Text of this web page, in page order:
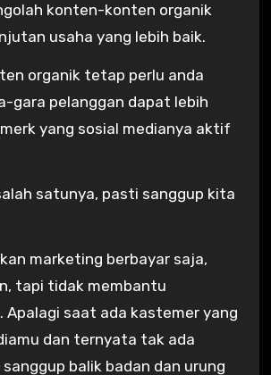
konten-konten organik
usaha yang lebih baik.
organik tetap perlu anda
gara pelanggan dapat lebih
yang sosial medianya aktif
satunya, pasti sanggup kita
marketing berbayar saja,
tapi tidak membantu
Apalagi saat ada kastemer yang
dan ternyata tak ada
sanggup balik badan dan urung